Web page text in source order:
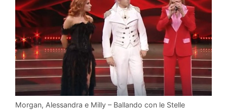
Morgan, Alessandra e Milly – Ballando con le Stelle